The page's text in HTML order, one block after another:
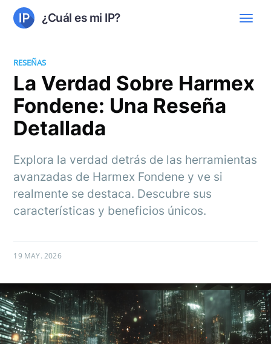
¿Cuál es mi IP?
RESEÑAS
La Verdad Sobre Harmex
Fondene: Una Reseña
Detallada
Explora la verdad detrás de las herramientas
avanzadas de Harmex Fondene y ve si
realmente se destaca. Descubre sus
características y beneficios únicos.
19 MAY. 2026